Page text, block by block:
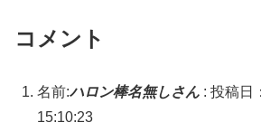
コメント
名前:ハロン棒名無しさん : 投稿日
15:10:23